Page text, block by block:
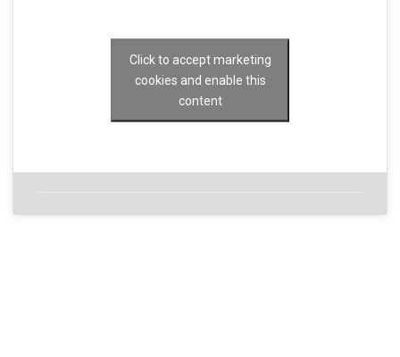
Click to accept marketing
cookies and enable this
content